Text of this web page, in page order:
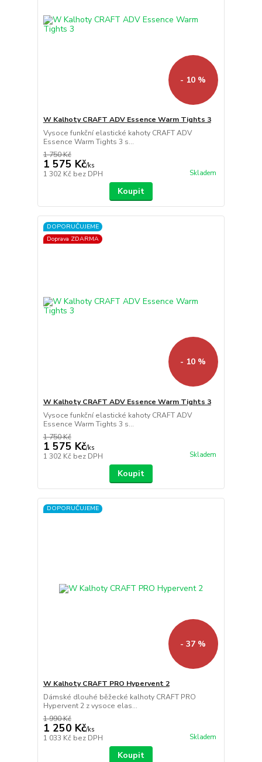
- 10 %
W Kalhoty CRAFT ADV Essence Warm Tights 3
Vysoce funkční elastické kahoty CRAFT ADV
Essence Warm Tights 3 s...
1 750 Kč
1 575 Kč/ks
1 302 Kč bez DPH Skladem
Koupit
DOPORUČUJEME
Doprava ZDARMA
- 10 %
W Kalhoty CRAFT ADV Essence Warm Tights 3
Vysoce funkční elastické kahoty CRAFT ADV
Essence Warm Tights 3 s...
1 750 Kč
1 575 Kč/ks
1 302 Kč bez DPH Skladem
Koupit
DOPORUČUJEME
- 37 %
W Kalhoty CRAFT PRO Hypervent 2
Dámské dlouhé běžecké kalhoty CRAFT PRO
Hypervent 2 z vysoce elas...
1 990 Kč
1 250 Kč/ks
1 033 Kč bez DPH Skladem
Koupit